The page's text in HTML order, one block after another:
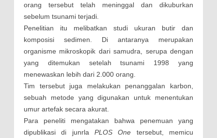
orang tersebut telah meninggal dan dikuburkan
sebelum tsunami terjadi.
Penelitian itu melibatkan studi ukuran butir dan
komposisi sedimen. Di antaranya merupakan
organisme mikroskopik dari samudra, serupa dengan
yang ditemukan setelah tsunami 1998 yang
menewaskan lebih dari 2.000 orang.
Tim tersebut juga melakukan penanggalan karbon,
sebuah metode yang digunakan untuk menentukan
umur artefak secara akurat.
Para peneliti mengatakan bahwa penemuan yang
dipublikasi di junrla PLOS One tersebut, memicu